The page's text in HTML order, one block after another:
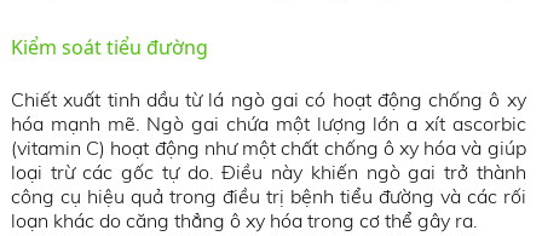
Kiểm soát tiểu đường
Chiết xuất tinh dầu từ lá ngò gai có hoạt động chống ô xy
hóa mạnh mẽ. Ngò gai chứa một lượng lớn a xít ascorbic
(vitamin C) hoạt động như một chất chống ô xy hóa và giúp
loại trừ các gốc tự do. Điều này khiến ngò gai trở thành
công cụ hiệu quả trong điều trị bệnh tiểu đường và các rối
loạn khác do căng thẳng ô xy hóa trong cơ thể gây ra.